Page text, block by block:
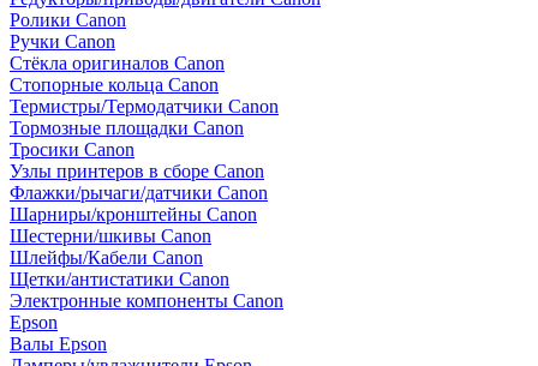
Ролики Canon
Ручки Canon
Стёкла оригиналов Canon
Стопорные кольца Canon
Термистры/Термодатчики Canon
Тормозные площадки Canon
Тросики Canon
Узлы принтеров в сборе Canon
Флажки/рычаги/датчики Canon
Шарниры/кронштейны Canon
Шестерни/шкивы Canon
Шлейфы/Кабели Canon
Щетки/антистатики Canon
Электронные компоненты Canon
Epson
Валы Epson